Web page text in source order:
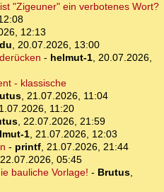
"Zigeuner" ein verbotenes Wort?
12:13
, 20.07.2026, 13:00
- helmut-1, 20.07.2026,
- klassische
, 21.07.2026, 11:04
11:20
, 22.07.2026, 21:59
1, 21.07.2026, 12:03
- printf, 21.07.2026, 21:44
22.07.2026, 05:45
bauliche Vorlage! - Brutus,